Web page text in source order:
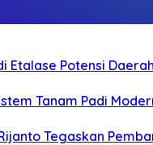
Etalase Potensi
Tanam Padi
Tegaskan